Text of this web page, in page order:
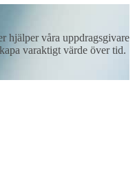
hjälper våra uppdragsgivare
varaktigt värde över tid.